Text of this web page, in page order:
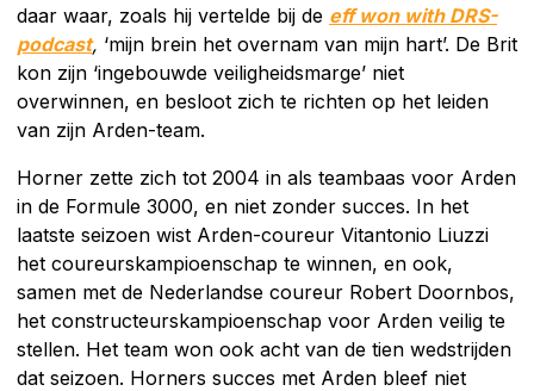
daar waar, zoals hij vertelde bij de eff won with DRS-
podcast, ‘mijn brein het overnam van mijn hart’. De Brit
kon zijn ‘ingebouwde veiligheidsmarge’ niet
overwinnen, en besloot zich te richten op het leiden
van zijn Arden-team.
Horner zette zich tot 2004 in als teambaas voor Arden
in de Formule 3000, en niet zonder succes. In het
laatste seizoen wist Arden-coureur Vitantonio Liuzzi
het coureurskampioenschap te winnen, en ook,
samen met de Nederlandse coureur Robert Doornbos,
het constructeurskampioenschap voor Arden veilig te
stellen. Het team won ook acht van de tien wedstrijden
dat seizoen. Horners succes met Arden bleef niet